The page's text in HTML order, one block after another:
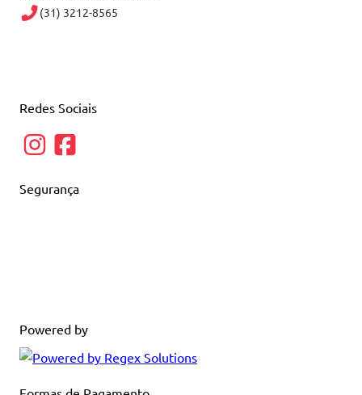
(31) 3212-8565
Redes Sociais
Segurança
Powered by